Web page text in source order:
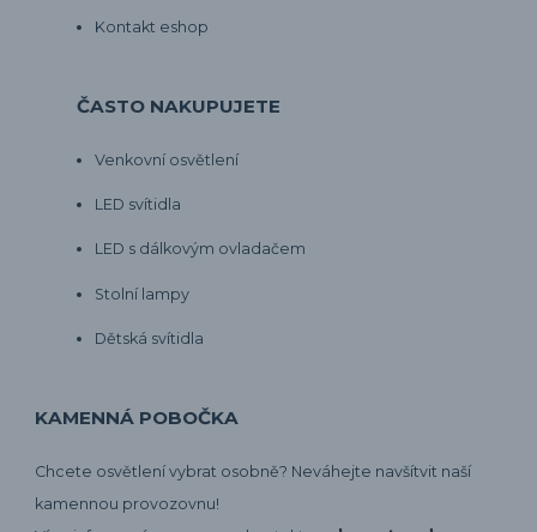
Kontakt eshop
ČASTO NAKUPUJETE
Venkovní osvětlení
LED svítidla
LED s dálkovým ovladačem
Stolní lampy
Dětská svítidla
KAMENNÁ POBOČKA
Chcete osvětlení vybrat osobně? Neváhejte navšítvit naší
kamennou provozovnu!